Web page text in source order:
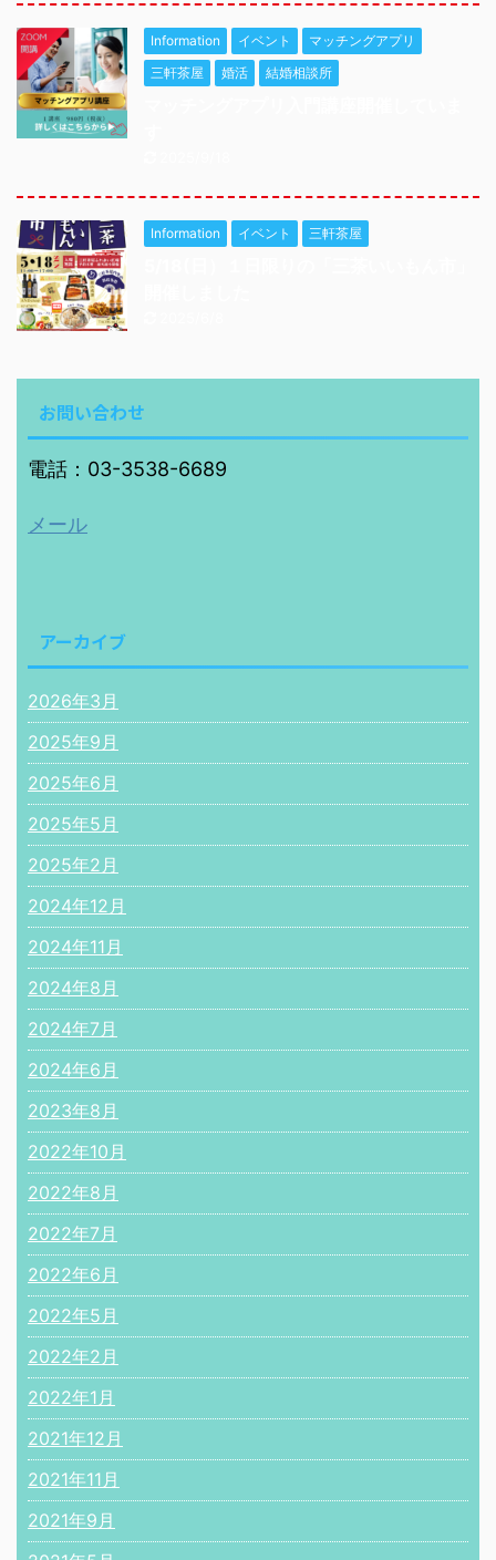
Information イベント
マッチングアプリ
三軒茶屋
婚活 結婚相談所
Information イベント 三軒茶屋
お問い合わせ
電話：03-3538-6689
メール
アーカイブ
2026年3月
2025年9月
2025年6月
2025年5月
2025年2月
2024年12月
2024年11月
2024年8月
2024年7月
2024年6月
2023年8月
2022年10月
2022年8月
2022年7月
2022年6月
2022年5月
2022年2月
2022年1月
2021年12月
2021年11月
2021年9月